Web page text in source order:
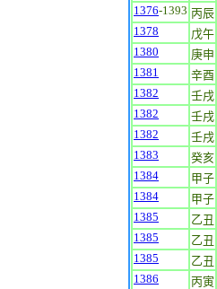
1376-1393 丙辰
1378
戊午
1380
庚申
1381
辛酉
1382
壬戌
1382
壬戌
1382
壬戌
1383
癸亥
1384
甲子
1384
甲子
1385
乙丑
1385
乙丑
1385
乙丑
1386
丙寅